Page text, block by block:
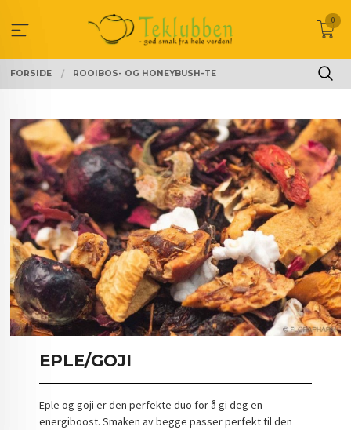
innholdet
0
FORSIDE ROOIBOS- OG HONEYBUSH-TE
EPLE/GOJI
Eple og goji er den perfekte duo for å gi deg en
energiboost. Smaken av begge passer perfekt til den